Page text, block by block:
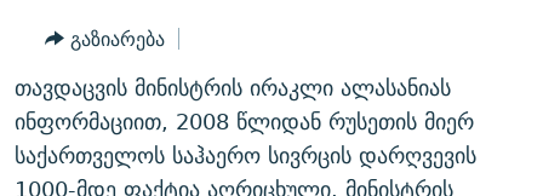
60 ᲓᲔᲪᲘᲑᲔᲚᲘ
ᲒᲐᲜᲙᲘᲗᲮᲕᲘᲡ ᲓᲦᲔ
ᲓᲘᲚᲘᲡ ᲡᲐᲣᲑᲠᲔᲑᲘ
ᲤᲔᲜᲝᲕᲐᲜᲘ - 2.10
ᲞᲠᲝᲔᲥᲢᲔᲑᲘ
ᲣᲙᲠᲐᲘᲜᲐᲨᲘ ᲓᲐᲦᲣᲞᲣᲚᲘ ᲥᲐᲠᲗᲕᲔᲚᲘ ᲛᲔᲑᲠᲫᲝᲚᲔᲑᲘ - 2022
ᲓᲐᲛᲝᲣᲙᲘᲓᲔᲑᲚᲝᲑᲘᲡ 100 ᲬᲔᲚᲘ
ЭХО КАВКАЗА
ᲒᲐᲛᲝᲘᲬᲔᲠᲔ
გაზიარება
თავდაცვის მინისტრის ირაკლი ალასანიას
ინფორმაციით, 2008 წლიდან რუსეთის მიერ
საქართველოს საჰაერო სივრცის დარღვევის